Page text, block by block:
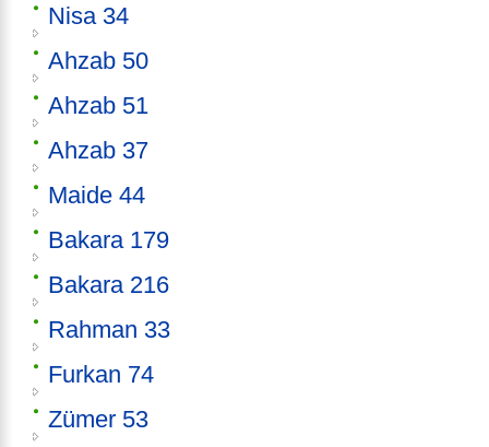
Nisa 34
Ahzab 50
Ahzab 51
Ahzab 37
Maide 44
Bakara 179
Bakara 216
Rahman 33
Furkan 74
Zümer 53